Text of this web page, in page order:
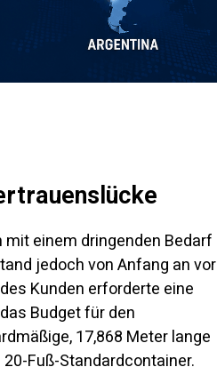
einem dringenden Bedarf
jedoch von Anfang an vor
Kunden erforderte eine
Budget für den
17,868 Meter lange
Fuß-Standardcontainer.